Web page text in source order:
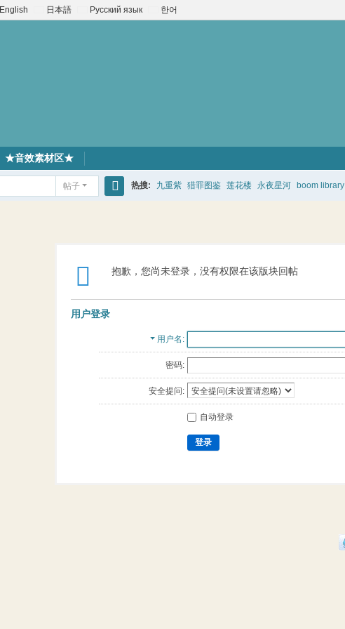
English 日本語 Русский язык 한어
★音效素材区★
帖子 热搜: 九重紫 猎罪图鉴 莲花楼 永夜星河 boom library
抱歉，您尚未登录，没有权限在该版块回帖
用户登录
用户名
密码:
安全提问:
自动登录
登录